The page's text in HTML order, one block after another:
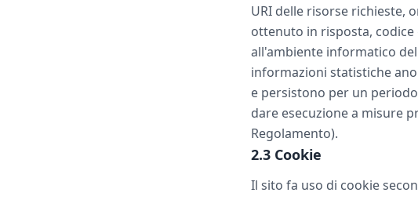
URI delle risorse richieste,
ottenuto in risposta,
all'ambiente informatico
informazioni statistiche
e persistono per un
dare esecuzione a misure
Regolamento).
2.3 Cookie
Il sito fa uso di cookie